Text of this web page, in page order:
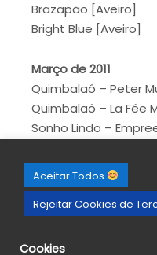
Brazapão [Aveiro]
Bright Blue [Aveiro]
Março de 2011
Quimbalaô – Peter
Quimbalaô – La Fée
Sonho Lindo –
Fevereiro de 2011
JRD Carnes, Lda
Aceitar Todos
Rejeitar Cookies de
Cookies